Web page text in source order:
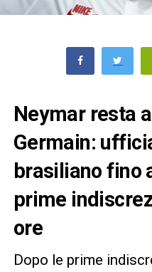
Neymar resta
Germain:
brasiliano fino
prime
ore
Dopo le prime